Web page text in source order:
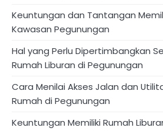
Keuntungan dan Tantangan
Kawasan Pegunungan
Hal yang Perlu Dipertimbangkan
Rumah Liburan di Pegunungan
Cara Menilai Akses Jalan dan
Rumah di Pegunungan
Keuntungan Memiliki Rumah